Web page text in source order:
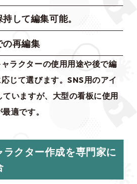
して編集可能。
の再編集
ラクターの使用用途や後で編
じて選びます。SNS用のアイ
いますが、大型の看板に使用
適です。
ラクター作成を専門家に